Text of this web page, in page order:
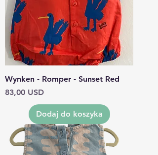
Wynken - Romper - Sunset Red
Cena
83,00 USD
Dodaj do koszyka